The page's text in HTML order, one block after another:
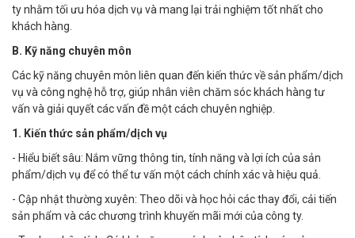
ty nhằm tối ưu hóa dịch vụ và mang lại trải nghiệm tốt nhất cho
khách hàng.
B. Kỹ năng chuyên môn
Các kỹ năng chuyên môn liên quan đến kiến thức về sản phẩm/dịch
vụ và công nghệ hỗ trợ, giúp nhân viên chăm sóc khách hàng tư
vấn và giải quyết các vấn đề một cách chuyên nghiệp.
1. Kiến thức sản phẩm/dịch vụ
- Hiểu biết sâu: Nắm vững thông tin, tính năng và lợi ích của sản
phẩm/dịch vụ để có thể tư vấn một cách chính xác và hiệu quả.
- Cập nhật thường xuyên: Theo dõi và học hỏi các thay đổi, cải tiến
sản phẩm và các chương trình khuyến mãi mới của công ty.